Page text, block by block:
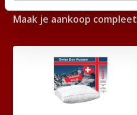
ACCESSOIRES
Maak je aankoop compleet